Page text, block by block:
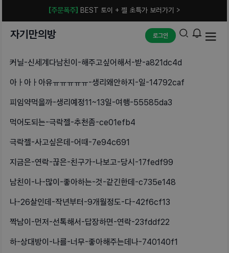
[주문폭주] BEST 토이 + 젤 초특가 보러가기 >
자기만의방 로그인
커닐-신세계다남친이-해주고싶어해서-받-a821dc4d
아ㅏ아ㅏ아유ㅠㅠㅠㅠㅠ-생리왜안하지-일-14792caf
피임약먹을까-생리예정11~13일-여행-55585da3
먹어도되는-극락젤-추천좀-ce01efb4
극락젤-사고싶은데-어때-7e94c691
지금은-연락-끊은-친구가-나보고-당시-17fedf99
남친이-나-많이-좋아하는-것-같긴한데-c735e148
나-26살인데-작년부터-9개월정도-다-42f6cf13
짝남이-먼저-선톡해서-답장하면-연락-23fddf22
하-상대방이-나를-너무-좋아해주는데나-740140f1